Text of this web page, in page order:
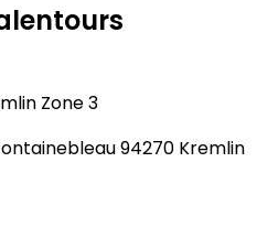
Zone 3
94270 Kremlin